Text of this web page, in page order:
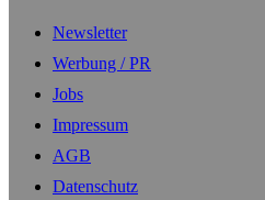
Newsletter
Werbung / PR
Jobs
Impressum
AGB
Datenschutz